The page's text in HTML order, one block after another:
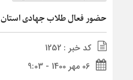
حضور فعال طلاب جهادی
کد خبر : 1252
06 مهر 1400 - 9:03